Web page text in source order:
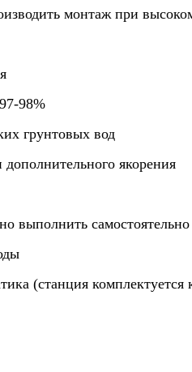
монтаж при
98%
грунтовых вод
якорения
выполнить самостоятельно
(станция